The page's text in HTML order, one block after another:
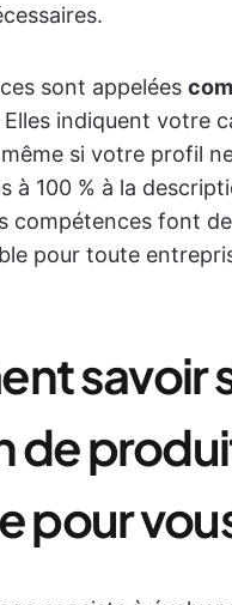
sont appelées
Elles indiquent votre
si votre profil
à 100 % à la
compétences font
pour toute
savoir
de
pour